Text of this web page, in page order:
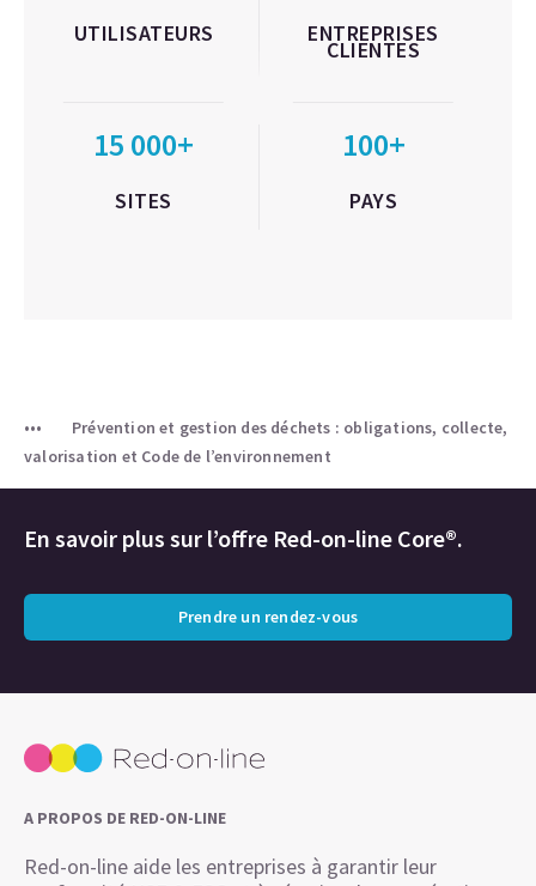
UTILISATEURS ENTREPRISES
CLIENTES
15 000+
SITES
100+
PAYS
Prévention et gestion des déchets : obligations, collecte,
valorisation et Code de l’environnement
En savoir plus sur l’offre Red-on-line Core®.
Prendre un rendez-vous
A PROPOS DE RED-ON-LINE
Red-on-line aide les entreprises à garantir leur